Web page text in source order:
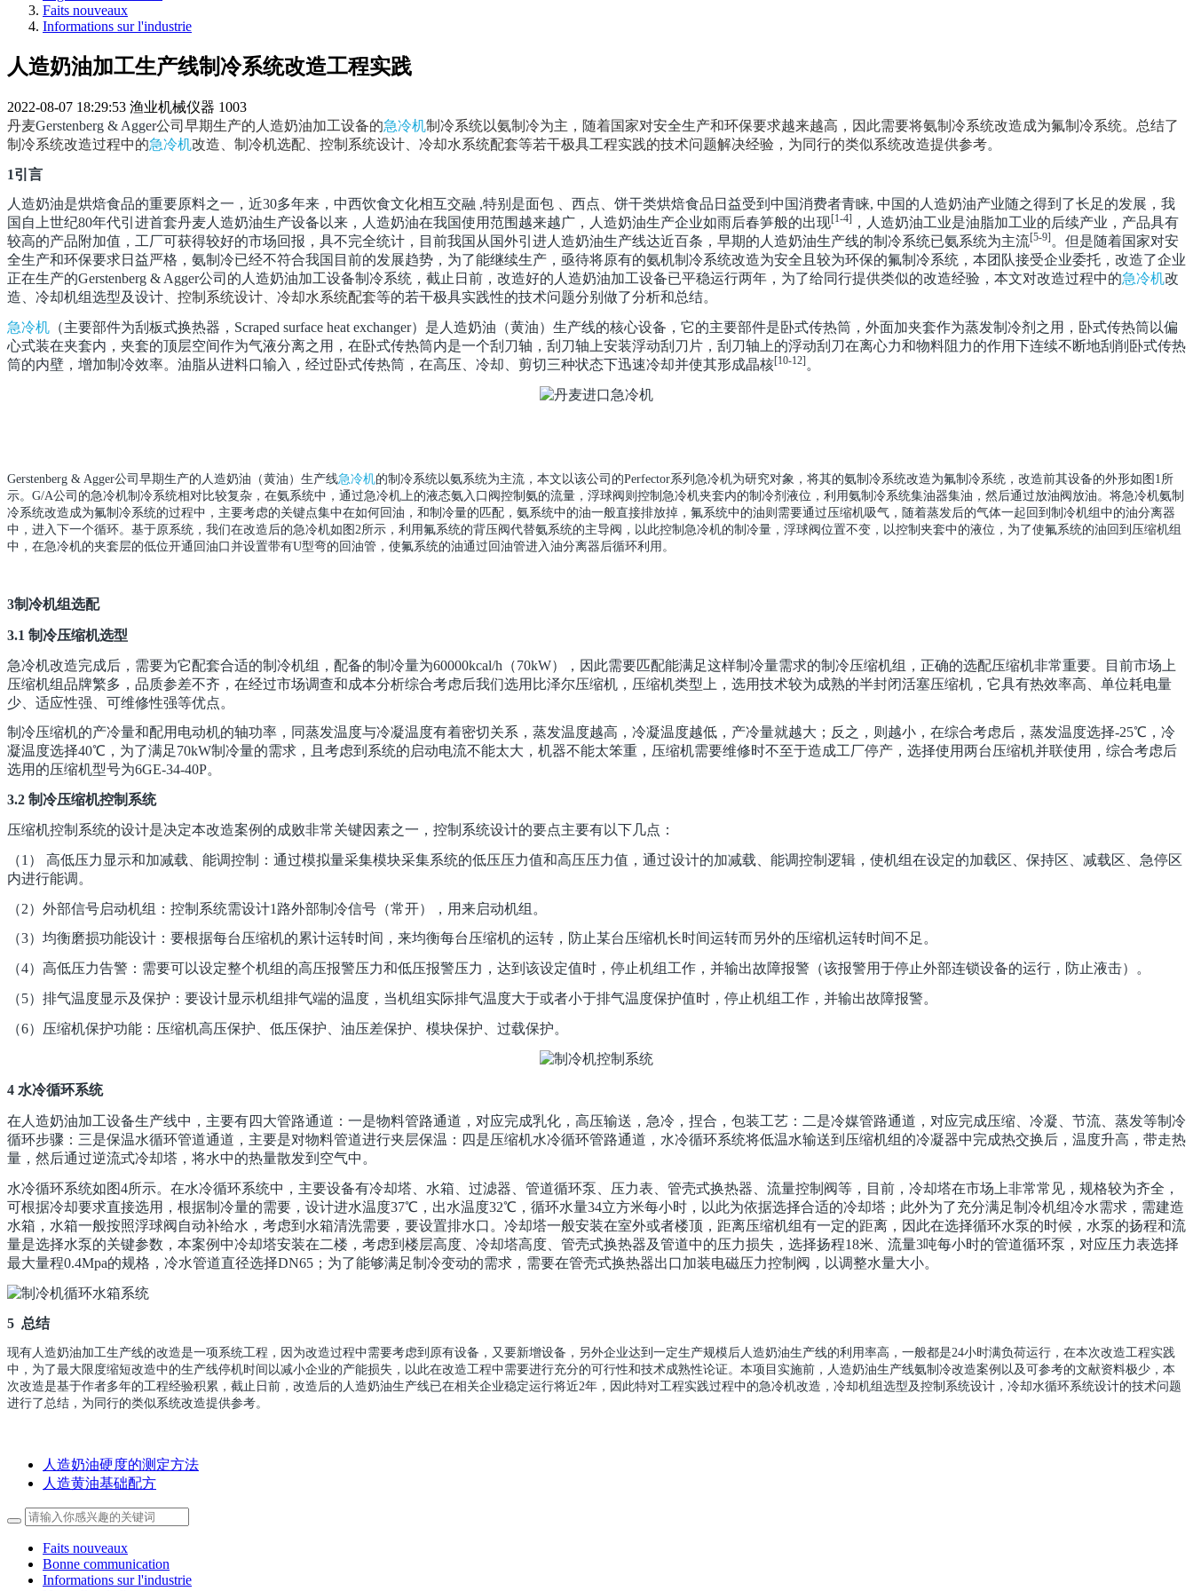
Faits nouveaux
Informations sur l'industrie
人造奶油加工生产线制冷系统改造工程实践
2022-08-07 18:29:53 渔业机械仪器 1003
丹麦Gerstenberg & Agger公司早期生产的人造奶油加工设备的急冷机制冷系统以氨制冷为主，随着国家对安全生产和环保要求越来越高，因此需要将氨制冷系统改造成为氟制冷系统。总结了
制冷系统改造过程中的急冷机改造、制冷机选配、控制系统设计、冷却水系统配套等若干极具工程实践的技术问题解决经验，为同行的类似系统改造提供参考。
1引言
人造奶油是烘焙食品的重要原料之一，近30多年来，中西饮食文化相互交融 ,特别是面包 、西点、饼干类烘焙食品日益受到中国消费者青睐, 中国的人造奶油产业随之得到了长足的发展，我
国自上世纪80年代引进首套丹麦人造奶油生产设备以来，人造奶油在我国使用范围越来越广，人造奶油生产企业如雨后春笋般的出现[1-4] ，人造奶油工业是油脂加工业的后续产业，产品具有
较高的产品附加值，工厂可获得较好的市场回报，具不完全统计，目前我国从国外引进人造奶油生产线达近百条，早期的人造奶油生产线的制冷系统已氨系统为主流[5-9]。但是随着国家对安
全生产和环保要求日益严格，氨制冷已经不符合我国目前的发展趋势，为了能继续生产，亟待将原有的氨机制冷系统改造为安全且较为环保的氟制冷系统，本团队接受企业委托，改造了企业
正在生产的Gerstenberg & Agger公司的人造奶油加工设备制冷系统，截止日前，改造好的人造奶油加工设备已平稳运行两年，为了给同行提供类似的改造经验，本文对改造过程中的急冷机改
造、冷却机组选型及设计、 控制系统设计、冷却水系统配套等的若干极具实践性的技术问题分别做了分析和总结。
急冷机 （主要部件为刮板式换热器， Scraped surface heat exchanger）是人造奶油（黄油）生产线的核心设备，它的主要部件是卧式传热筒，外面加夹套作为蒸发制冷剂之用，卧式传热筒以偏
心式装在夹套内，夹套的顶层空间作为气液分离之用，在卧式传热筒内是一个刮刀轴，刮刀轴上安装浮动刮刀片，刮刀轴上的浮动刮刀在离心力和物料阻力的作用下连续不断地刮削卧式传热
筒的内壁，增加制冷效率。油脂从进料口输入，经过卧式传热筒，在高压、冷却、剪切三种状态下迅速冷却并使其形成晶核[10-12] 。
Gerstenberg & Agger公司早期生产的人造奶油（黄油）生产线急冷机的制冷系统以氨系统为主流，本文以该公司的Perfector系列急冷机为研究对象，将其的氨制冷系统改造为氟制冷系统，改造前其设备的外形如图1所
示。 G/A公司的急冷机制冷系统相对比较复杂，在氨系统中，通过急冷机上的液态氨入口阀控制氨的流量，浮球阀则控制急冷机夹套内的制冷剂液位，利用氨制冷系统集油器集油，然后通过放油阀放油。将急冷机氨制
冷系统改造成为氟制冷系统的过程中 ，主要考虑的关键点集中在如何回油，和制冷量的匹配，氨系统中的油一般直接排放掉，氟系统中的油则需要通过压缩机吸气，随着蒸发后的气体一起回到制冷机组中的油分离器
中，进入下一个循环。基于原系统，我们在改造后的急冷机如图2所示，利用氟系统的背压阀代替氨系统的主导阀，以此控制急冷机的制冷量，浮球阀位置不变，以控制夹套中的液位，为了使氟系统的油回到压缩机组
中，在急冷机的夹套层的低位开通回油口并设置带有U型弯的回油管，使氟系统的油通过回油管进入油分离器后循环利用。
3制冷机组选配
3.1 制冷压缩机选型
急冷机改造完成后，需要为它配套合适的制冷机组，配备的制冷量为60000kcal/h （70kW），因此需要匹配能满足这样制冷量需求的制冷压缩机组，正确的选配压缩机非常重要。目前市场上
压缩机组品牌繁多，品质参差不齐，在经过市场调查和成本分析综合考虑后我们选用比泽尔压缩机，压缩机类型上，选用技术较为成熟的半封闭活塞压缩机，它具有热效率高、单位耗电量
少、适应性强、可维修性强等优点。
制冷压缩机的产冷量和配用电动机的轴功率，同蒸发温度与冷凝温度有着密切关系，蒸发温度越高，冷凝温度越低，产冷量就越大；反之，则越小，在综合考虑后，蒸发温度选择-25℃ ，冷
凝温度选择40℃ ，为了满足70kW制冷量的需求，且考虑到系统的启动电流不能太大，机器不能太笨重，压缩机需要维修时不至于造成工厂停产，选择使用两台压缩机并联使用，综合考虑后
选用的压缩机型号为6GE-34-40P。
3.2 制冷压缩机控制系统
压缩机控制系统的设计是决定本改造案例的成败非常关键因素之一，控制系统设计的要点主要有以下几点：
（1 ）
高低压力显示和加减载、能调控制：通过模拟量采集模块采集系统的低压压力值和高压压力值，通过设计的加减载、能调控制逻辑，使机组在设定的加载区、保持区、减载区、急停区
内进行能调。
（2）外部信号启动机组：控制系统需设计1 路外部制冷信号（常开），用来启动机组。
（3）均衡磨损功能设计：要根据每台压缩机的累计运转时间，来均衡每台压缩机的运转，防止某台压缩机长时间运转而另外的压缩机运转时间不足。
（4）高低压力告警：需要可以设定整个机组的高压报警压力和低压报警压力，达到该设定值时，停止机组工作，并输出故障报警（该报警用于停止外部连锁设备的运行，防止液击）。
（5）排气温度显示及保护：要设计显示机组排气端的温度，当机组实际排气温度大于或者小于排气温度保护值时，停止机组工作，并输出故障报警。
（6）压缩机保护功能：压缩机高压保护、低压保护、油压差保护、模块保护、过载保护。
4 水冷循环系统
在人造奶油加工设备生产线中，主要有四大管路通道：一是物料管路通道，对应完成乳化，高压输送，急冷，捏合，包装工艺：二是冷媒管路通道，对应完成压缩、冷凝、节流、蒸发等制冷
循环步骤：三是保温水循环管道通道，主要是对物料管道进行夹层保温：四是压缩机水冷循环管路通道，水冷循环系统将低温水输送到压缩机组的冷凝器中完成热交换后，温度升高，带走热
量，然后通过逆流式冷却塔，将水中的热量散发到空气中。
水冷循环系统如图4所示。在水冷循环系统中，主要设备有冷却塔、水箱、过滤器、管道循环泵、压力表、管壳式换热器、流量控制阀等，目前，冷却塔在市场上非常常见，规格较为齐全，
可根据冷却要求直接选用，根据制冷量的需要，设计进水温度37℃，出水温度32℃，循环水量34立方米每小时，以此为依据选择合适的冷却塔；此外为了充分满足制冷机组冷水需求，需建造
水箱，水箱一般按照浮球阀自动补给水，考虑到水箱清洗需要，要设置排水口。冷却塔一般安装在室外或者楼顶，距离压缩机组有一定的距离，因此在选择循环水泵的时候，水泵的扬程和流
量是选择水泵的关键参数，本案例中冷却塔安装在二楼，考虑到楼层高度、冷却塔高度、管壳式换热器及管道中的压力损失，选择扬程18米、流量3吨每小时的管道循环泵，对应压力表选择
最大量程0.4Mpa的规格，冷水管道直径选择DN65；为了能够满足制冷变动的需求，需要在管壳式换热器出口加装电磁压力控制阀，以调整水量大小。
5 总结
现有人造奶油加工生产线的改造是一项系统工程，因为改造过程中需要考虑到原有设备，又要新增设备，另外企业达到一定生产规模后人造奶油生产线的利用率高，一般都是24小时满负荷运行，在本次改造工程实践
中，为了最大限度缩短改造中的生产线停机时间以减小企业的产能损失，以此在改造工程中需要进行充分的可行性和技术成熟性论证。本项目实施前，人造奶油生产线氨制冷改造案例以及可参考的文献资料极少，本
次改造是基于作者多年的工程经验积累，截止日前，改造后的人造奶油生产线已在相关企业稳定运行将近2年，因此特对工程实践过程中的急冷机改造，冷却机组选型及控制系统设计，冷却水循环系统设计的技术问题
进行了总结，为同行的类似系统改造提供参考。
人造奶油硬度的测定方法
人造黄油基础配方
Faits nouveaux
Bonne communication
Informations sur l'industrie